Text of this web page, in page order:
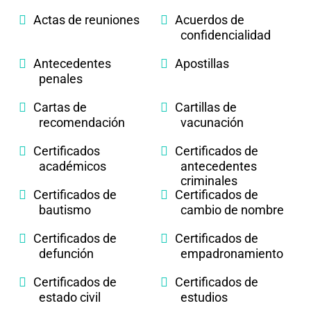
Actas de reuniones
Acuerdos de
confidencialidad
Antecedentes
penales
Apostillas
Cartas de
recomendación
Cartillas de
vacunación
Certificados
académicos
Certificados de
antecedentes
criminales
Certificados de
bautismo
Certificados de
cambio de nombre
Certificados de
defunción
Certificados de
empadronamiento
Certificados de
estado civil
Certificados de
estudios